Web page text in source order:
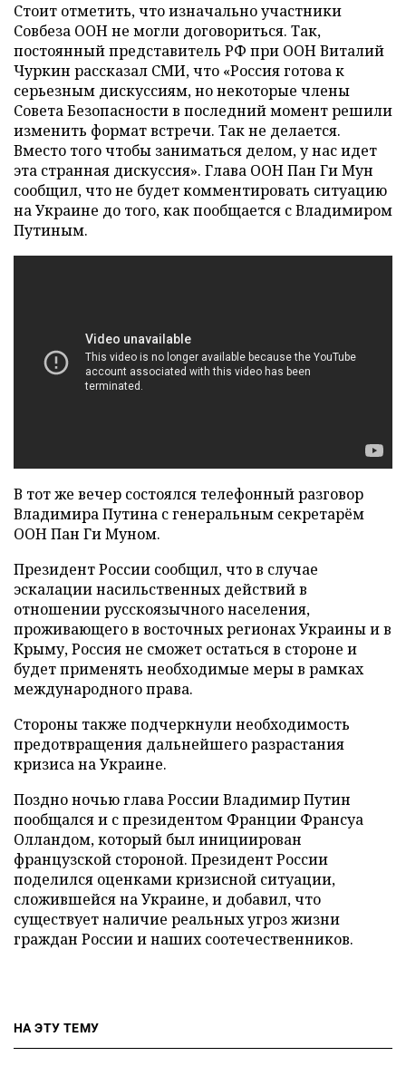
Стоит отметить, что изначально участники
Совбеза ООН не могли договориться. Так,
постоянный представитель РФ при ООН Виталий
Чуркин рассказал СМИ, что «Россия готова к
серьезным дискуссиям, но некоторые члены
Совета Безопасности в последний момент решили
изменить формат встречи. Так не делается.
Вместо того чтобы заниматься делом, у нас идет
эта странная дискуссия». Глава ООН Пан Ги Мун
сообщил, что не будет комментировать ситуацию
на Украине до того, как пообщается с Владимиром
Путиным.
В тот же вечер состоялся телефонный разговор
Владимира Путина с генеральным секретарём
ООН Пан Ги Муном.
Президент России сообщил, что в случае
эскалации насильственных действий в
отношении русскоязычного населения,
проживающего в восточных регионах Украины и в
Крыму, Россия не сможет остаться в стороне и
будет применять необходимые меры в рамках
международного права.
Стороны также подчеркнули необходимость
предотвращения дальнейшего разрастания
кризиса на Украине.
Поздно ночью глава России Владимир Путин
пообщался и с президентом Франции Франсуа
Олландом, который был инициирован
французской стороной. Президент России
поделился оценками кризисной ситуации,
сложившейся на Украине, и добавил, что
существует наличие реальных угроз жизни
граждан России и наших соотечественников.
НА ЭТУ ТЕМУ